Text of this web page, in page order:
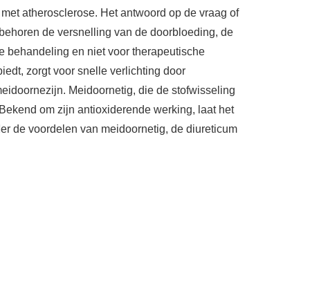
atherosclerose. Het antwoord op de vraag of
de versnelling van de doorbloeding, de
behandeling en niet voor therapeutische
zorgt voor snelle verlichting door
Meidoornetig, die de stofwisseling
om zijn antioxiderende werking, laat het
de voordelen van meidoornetig, de diureticum